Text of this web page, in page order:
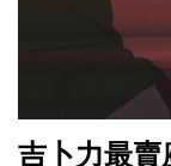
吉卜力最賣